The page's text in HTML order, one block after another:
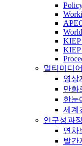
KIEP
KIEP
멀티미디
영상
만화
한눈
세계
연구성과
연차
발간